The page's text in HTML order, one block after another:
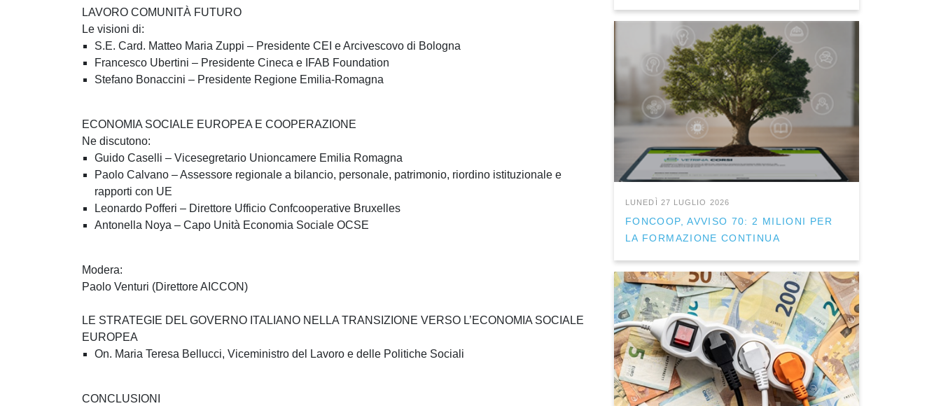
LAVORO COMUNITÀ FUTURO
Le visioni di:
S.E. Card. Matteo Maria Zuppi – Presidente CEI e Arcivescovo di Bologna
Francesco Ubertini – Presidente Cineca e IFAB Foundation
Stefano Bonaccini – Presidente Regione Emilia-Romagna
ECONOMIA SOCIALE EUROPEA E COOPERAZIONE
Ne discutono:
Guido Caselli – Vicesegretario Unioncamere Emilia Romagna
Paolo Calvano – Assessore regionale a bilancio, personale, patrimonio, riordino istituzionale e
rapporti con UE
Leonardo Pofferi – Direttore Ufficio Confcooperative Bruxelles
Antonella Noya – Capo Unità Economia Sociale OCSE
Modera:
Paolo Venturi (Direttore AICCON)
LE STRATEGIE DEL GOVERNO ITALIANO NELLA TRANSIZIONE VERSO L’ECONOMIA SOCIALE
EUROPEA
On. Maria Teresa Bellucci, Viceministro del Lavoro e delle Politiche Sociali
CONCLUSIONI
LUNEDÌ 27 LUGLIO 2026
FONCOOP, AVVISO 70: 2 MILIONI PER
LA FORMAZIONE CONTINUA